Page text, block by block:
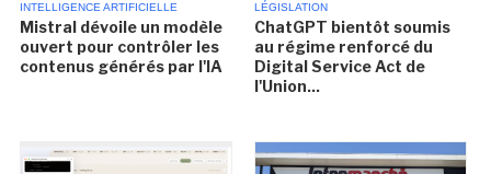
INTELLIGENCE ARTIFICIELLE
Mistral dévoile un modèle
ouvert pour contrôler les
contenus générés par l'IA
LÉGISLATION
ChatGPT bientôt soumis
au régime renforcé du
Digital Service Act de
l'Union...